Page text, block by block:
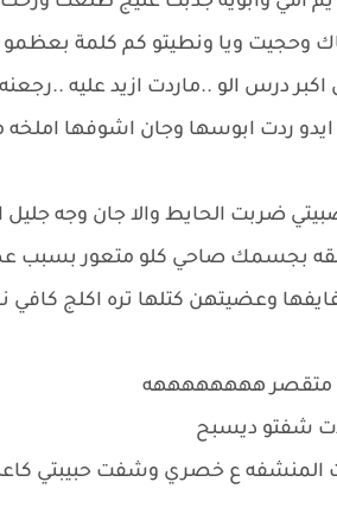
وحجيت ويا ونطيتو كم كلمة بعظمو
درس الو ..ماردت ازيد عليه
ردت ابوسها وجان اشوفها
ضربت الحايط والا جان وجه
بجسمك صاحي كلو متعور بسبب
وعضيتهن كتلها تره اكلج كافي
متقصر ههههههههه
شفتو ديسبح
ع خصري وشفت حبيبتي كاعدة